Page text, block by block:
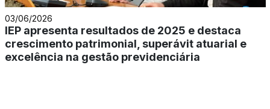
03/06/2026
IEP apresenta resultados de 2025 e destaca
crescimento patrimonial, superávit atuarial e
excelência na gestão previdenciária